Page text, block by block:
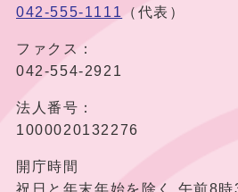
042-555-1111
（代表）
ファクス：
042-554-2921
法人番号：
1000020132276
開庁時間